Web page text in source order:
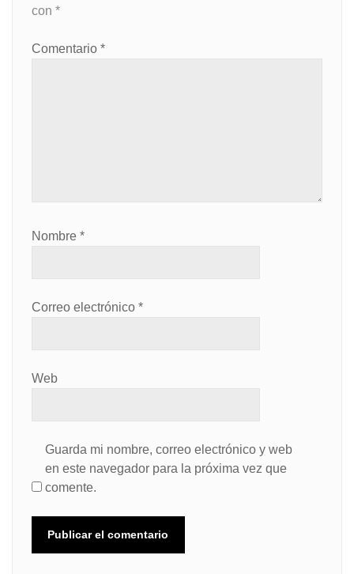
con *
Comentario *
Nombre *
Correo electrónico *
Web
Guarda mi nombre, correo electrónico y web
en este navegador para la próxima vez que
comente.